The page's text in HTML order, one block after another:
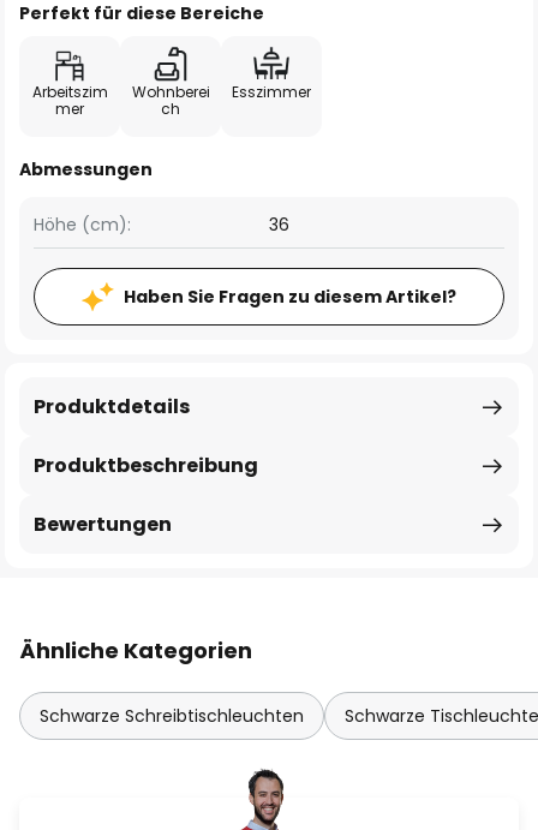
Perfekt für diese Bereiche
Arbeitszim
mer
Wohnberei
ch
Esszimmer
Abmessungen
Höhe (cm): 36
Haben Sie Fragen zu diesem Artikel?
Produktbeschreibung
Produktdetails
Bewertungen
Ähnliche Kategorien
Schwarze Schreibtischleuchten Schwarze